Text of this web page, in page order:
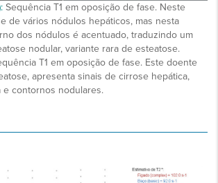
Sequência T1 em oposição de fase. Neste
de vários nódulos hepáticos, mas nesta
dos nódulos é acentuado, traduzindo um
nodular, variante rara de esteatose.
T1 em oposição de fase. Este doente
apresenta sinais de cirrose hepática,
e contornos nodulares.